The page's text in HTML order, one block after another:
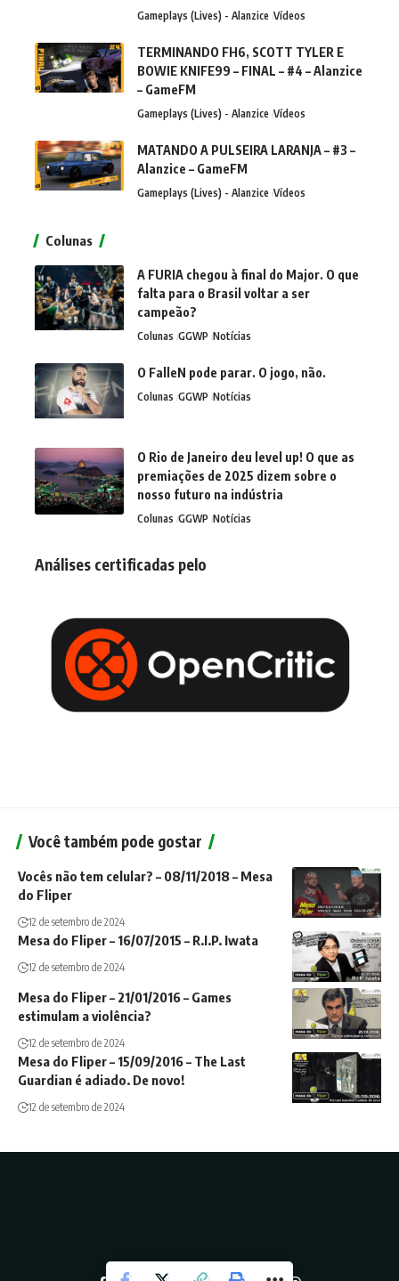
Gameplays (Lives) - Alanzice Vídeos
TERMINANDO FH6, SCOTT TYLER E
BOWIE KNIFE99 – FINAL – #4 – Alanzice
– GameFM
Gameplays (Lives) - Alanzice Vídeos
MATANDO A PULSEIRA LARANJA – #3 –
Alanzice – GameFM
Gameplays (Lives) - Alanzice Vídeos
Colunas
A FURIA chegou à final do Major. O que
falta para o Brasil voltar a ser
campeão?
Colunas GGWP Notícias
O FalleN pode parar. O jogo, não.
Colunas GGWP Notícias
O Rio de Janeiro deu level up! O que as
premiações de 2025 dizem sobre o
nosso futuro na indústria
Colunas GGWP Notícias
Análises certificadas pelo
Você também pode gostar
Vocês não tem celular? – 08/11/2018 – Mesa
do Fliper
12 de setembro de 2024
Mesa do Fliper – 16/07/2015 – R.I.P. Iwata
12 de setembro de 2024
Mesa do Fliper – 21/01/2016 – Games
estimulam a violência?
12 de setembro de 2024
Mesa do Fliper – 15/09/2016 – The Last
Guardian é adiado. De novo!
12 de setembro de 2024